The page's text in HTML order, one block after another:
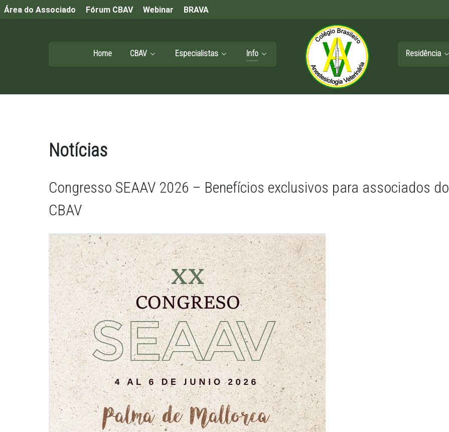
Área do Associado Fórum CBAV Webinar BRAVA
Home CBAV Especialistas Info Residência
Notícias
Congresso SEAAV 2026 – Benefícios exclusivos para associados do
CBAV